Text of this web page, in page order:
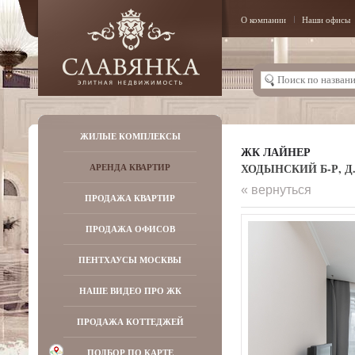
О компании Наши офисы
ЖИЛЫЕ КОМПЛЕКСЫ
АРЕНДА КВАРТИР
ПРОДАЖА КВАРТИР
ПРОДАЖА ОФИСОВ
ПЕНТХАУСЫ МОСКВЫ
НАШЕ ВИДЕО ПРО ЖК
ПРОДАЖА КОТТЕДЖЕЙ
ЖК ЛАЙНЕР
ХОДЫНСКИЙ Б-Р, Д.
« вернуться